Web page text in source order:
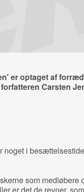
er optaget af
Carsten
noget i
som medløbere